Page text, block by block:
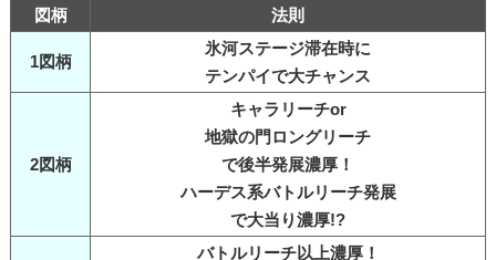
図柄 法則
1図柄
氷河ステージ滞在時に
テンパイで大チャンス
2図柄
キャラリーチor
地獄の門ロングリーチ
で後半発展濃厚！
ハーデス系バトルリーチ発展
で大当り濃厚!?
バトルリーチ以上濃厚！